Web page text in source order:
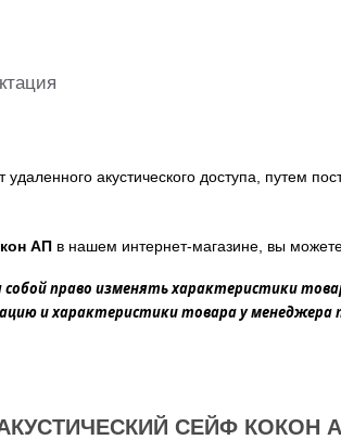
акустического доступа, путем
АП в нашем интернет-магазине, вы
право изменять характеристики
и характеристики товара у менеджера
СЕЙФ КОКОН